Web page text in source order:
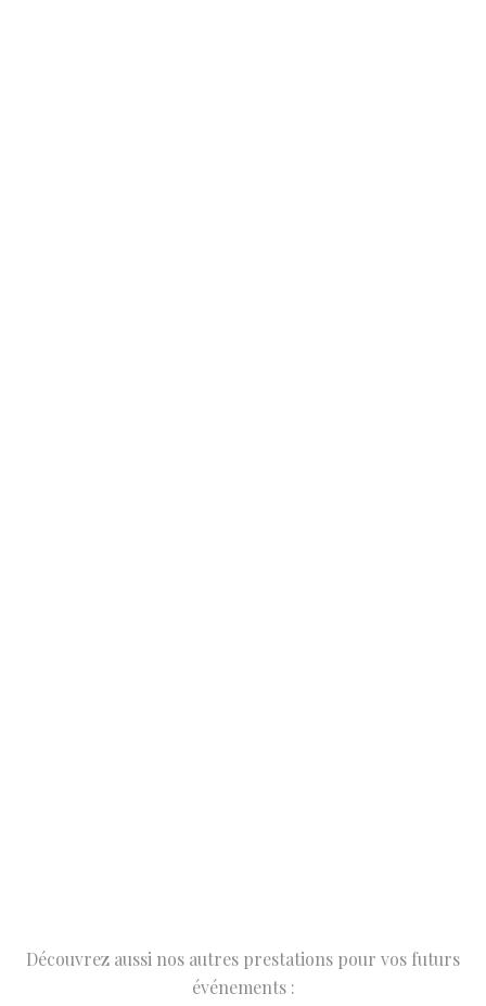
Découvrez aussi nos autres prestations pour vos futurs
événements :